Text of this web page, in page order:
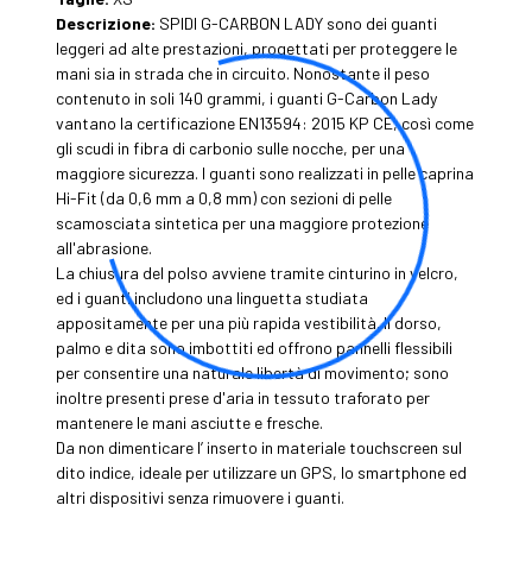
Descrizione: SPIDI G-CARBON LADY sono dei guanti
leggeri ad alte prestazioni, progettati per proteggere le
mani sia in strada che in circuito. Nonostante il peso
contenuto in soli 140 grammi, i guanti G-Carbon Lady
vantano la certificazione EN13594: 2015 KP CE, così come
gli scudi in fibra di carbonio sulle nocche, per una
maggiore sicurezza. I guanti sono realizzati in pelle caprina
Hi-Fit (da 0,6 mm a 0,8 mm) con sezioni di pelle
scamosciata sintetica per una maggiore protezione
all'abrasione.
La chiusura del polso avviene tramite cinturino in velcro,
ed i guanti includono una linguetta studiata
appositamente per una più rapida vestibilità. Il dorso,
palmo e dita sono imbottiti ed offrono pannelli flessibili
per consentire una naturale libertà di movimento; sono
inoltre presenti prese d'aria in tessuto traforato per
mantenere le mani asciutte e fresche.
Da non dimenticare l’ inserto in materiale touchscreen sul
dito indice, ideale per utilizzare un GPS, lo smartphone ed
altri dispositivi senza rimuovere i guanti.